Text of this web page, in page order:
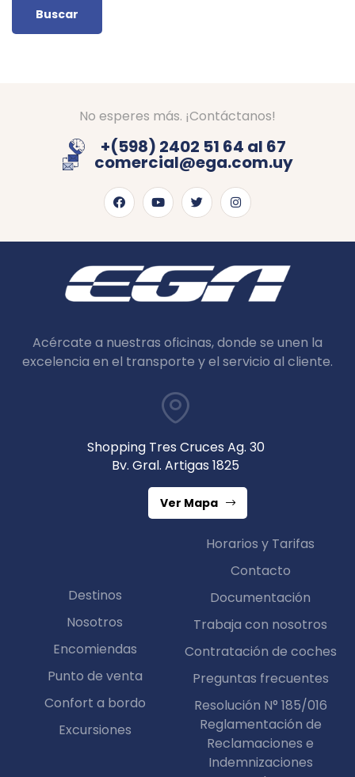
No esperes más. ¡Contáctanos!
+(598) 2402 51 64 al 67
comercial@ega.com.uy
Acércate a nuestras oficinas, donde se unen la
excelencia en el transporte y el servicio al cliente.
Shopping Tres Cruces Ag. 30
Bv. Gral. Artigas 1825
Ver Mapa
Destinos
Nosotros
Encomiendas
Punto de venta
Confort a bordo
Excursiones
Horarios y Tarifas
Contacto
Documentación
Trabaja con nosotros
Contratación de coches
Preguntas frecuentes
Resolución N° 185/016
Reglamentación de
Reclamaciones e
Indemnizaciones